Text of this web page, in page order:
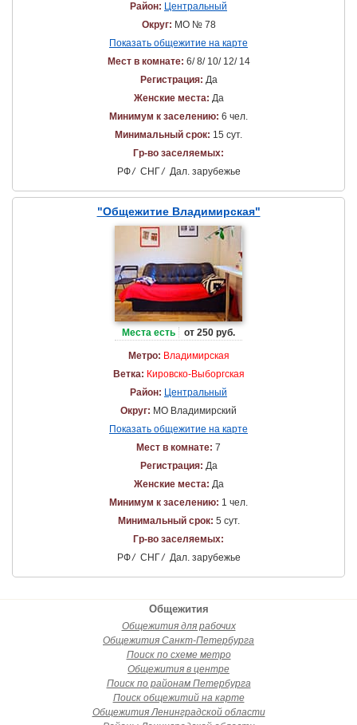
Район: Центральный
Округ: МО № 78
Показать общежитие на карте
Мест в комнате: 6/ 8/ 10/ 12/ 14
Регистрация: Да
Женские места: Да
Минимум к заселению: 6 чел.
Минимальный срок: 15 сут.
Гр-во заселяемых:
РФ/ СНГ/ Дал. зарубежье
"Общежитие Владимирская"
Места есть от 250 руб.
Метро: Владимирская
Ветка: Кировско-Выборгская
Район: Центральный
Округ: МО Владимирский
Показать общежитие на карте
Мест в комнате: 7
Регистрация: Да
Женские места: Да
Минимум к заселению: 1 чел.
Минимальный срок: 5 сут.
Гр-во заселяемых:
РФ/ СНГ/ Дал. зарубежье
Общежития
Общежития для рабочих
Общежития Санкт-Петербурга
Поиск по схеме метро
Общежития в центре
Поиск по районам Петербурга
Поиск общежитий на карте
Общежития Ленинградской области